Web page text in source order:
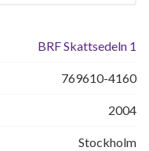
BRF Skattsedeln 1
769610-4160
2004
Stockholm